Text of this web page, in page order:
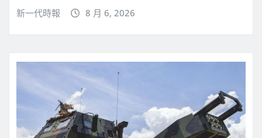
新一代時報 8 月 6, 2026